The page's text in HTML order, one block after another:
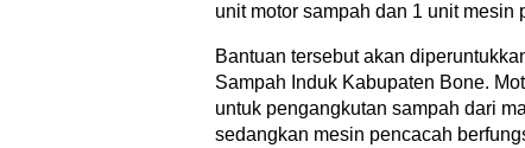
unit motor sampah dan 1 unit mesin
Bantuan tersebut akan
Sampah Induk Kabupaten Bone.
untuk pengangkutan sampah dari
sedangkan mesin pencacah